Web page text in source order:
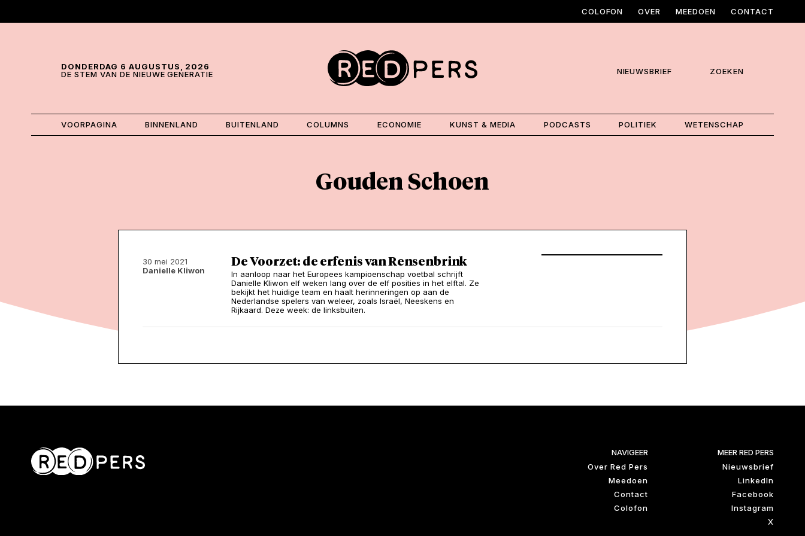
COLOFON OVER MEEDOEN CONTACT
DONDERDAG 6 AUGUSTUS, 2026
DE STEM VAN DE NIEUWE GENERATIE
NIEUWSBRIEF ZOEKEN
VOORPAGINA BINNENLAND BUITENLAND COLUMNS ECONOMIE KUNST & MEDIA PODCASTS POLITIEK WETENSCHAP
Gouden Schoen
30 mei 2021
Danielle Kliwon
De Voorzet: de erfenis van Rensenbrink
In aanloop naar het Europees kampioenschap voetbal schrijft
Danielle Kliwon elf weken lang over de elf posities in het elftal. Ze
bekijkt het huidige team en haalt herinneringen op aan de
Nederlandse spelers van weleer, zoals Israël, Neeskens en
Rijkaard. Deze week: de linksbuiten.
NAVIGEER
Over Red Pers
Meedoen
Contact
Colofon
MEER RED PERS
Nieuwsbrief
LinkedIn
Facebook
Instagram
X